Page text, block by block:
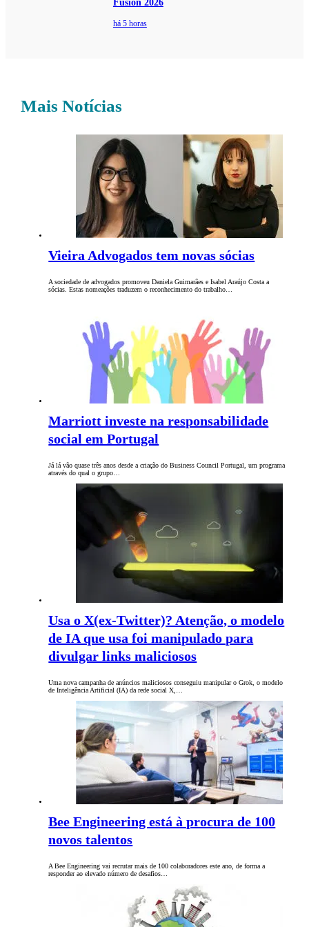
Fusion 2026
há 5 horas
Mais Notícias
Vieira Advogados tem novas sócias
A sociedade de advogados promoveu Daniela Guimarães e Isabel Araújo Costa a
sócias. Estas nomeações traduzem o reconhecimento do trabalho…
Marriott investe na responsabilidade
social em Portugal
Já lá vão quase três anos desde a criação do Business Council Portugal, um programa
através do qual o grupo…
Usa o X(ex-Twitter)? Atenção, o modelo
de IA que usa foi manipulado para
divulgar links maliciosos
Uma nova campanha de anúncios maliciosos conseguiu manipular o Grok, o modelo
de Inteligência Artificial (IA) da rede social X,…
Bee Engineering está à procura de 100
novos talentos
A Bee Engineering vai recrutar mais de 100 colaboradores este ano, de forma a
responder ao elevado número de desafios…